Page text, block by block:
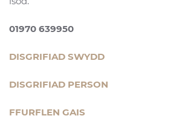
01970 639950
DISGRIFIAD SWYDD
DISGRIFIAD PERSON
FFURFLEN GAIS